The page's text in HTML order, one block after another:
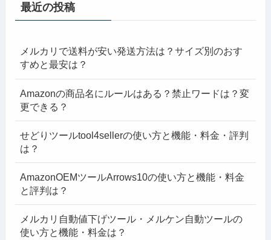
最近の投稿
メルカリで送料が安い発送方法は？サイズ別のおす
すめと最安は？
Amazonの商品名にルールはある？禁止ワードは？変
更できる？
せどりツールtool4sellerの使い方と機能・料金・評判
は？
AmazonOEMツールArrows10の使い方と機能・料金
と評判は？
メルカリ自動値下げツール・メルケン自動ツールの
使い方と機能・料金は？